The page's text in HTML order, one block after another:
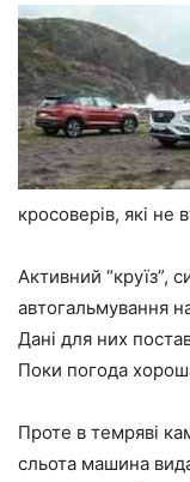
кросоверів, які не
Активний “круїз”,
автогальмування
Дані для них
Поки погода
Проте в темряві
сльота машина